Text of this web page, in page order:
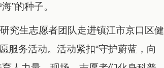
”的种子。
究生志愿者团队走进镇江市京口区健
服务活动。活动紧扣“守护蔚蓝，向